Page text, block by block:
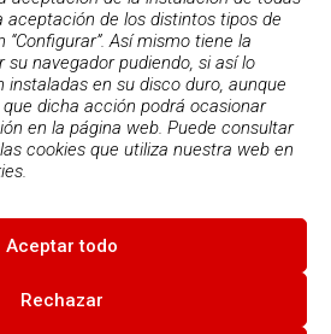
aceptación de los distintos tipos de
Así mismo tiene la
navegador pudiendo, si así lo
instaladas en su disco duro, aunque
dicha acción podrá ocasionar
en la página web. Puede consultar
cookies que utiliza nuestra web en
Aceptar todo
Rechazar
privacidad
de uso